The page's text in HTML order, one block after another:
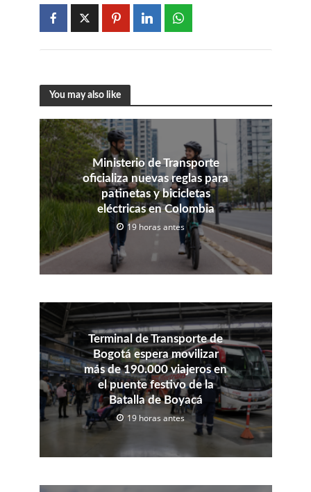
You may also like
Ministerio de Transporte
oficializa nuevas reglas para
patinetas y bicicletas
eléctricas en Colombia
19 horas antes
Terminal de Transporte de
Bogotá espera movilizar
más de 190.000 viajeros en
el puente festivo de la
Batalla de Boyacá
19 horas antes